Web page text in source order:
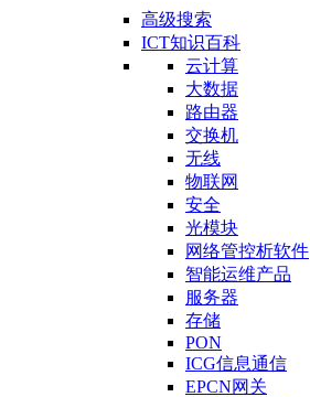
高级搜索
ICT知识百科
云计算
大数据
路由器
交换机
无线
物联网
安全
光模块
网络管控析软件
智能运维产品
服务器
存储
PON
ICG信息通信
EPCN网关